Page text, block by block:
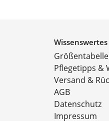
Wissenswertes
Pflegetipps &
Versand &
AGB
Datenschutz
Impressum